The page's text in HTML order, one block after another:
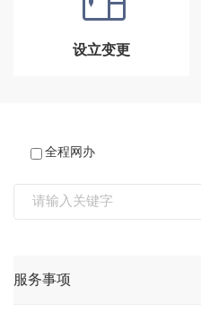
设立变更
全程网办